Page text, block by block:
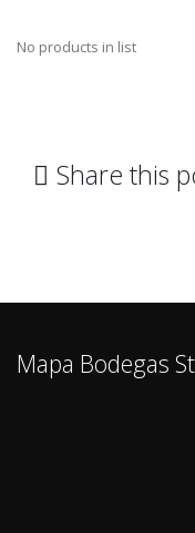
No products in list
Share this
Mapa Bodegas